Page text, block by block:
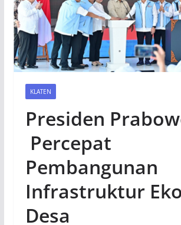
KLATEN
Presiden
Percepat
Pembangunan
Infrastruktur
Desa